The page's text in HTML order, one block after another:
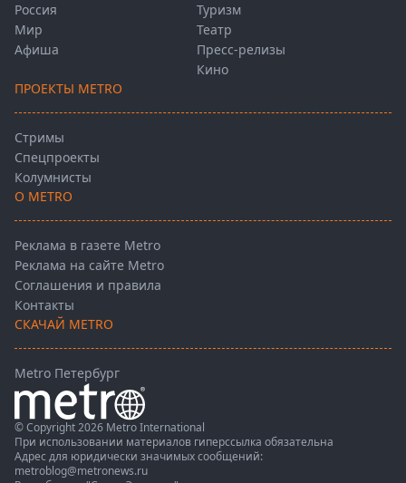
Россия
Мир
Афиша
Туризм
Театр
Пресс-релизы
Кино
ПРОЕКТЫ METRO
Стримы
Спецпроекты
Колумнисты
О METRO
Реклама в газете Metro
Реклама на сайте Metro
Соглашения и правила
Контакты
СКАЧАЙ METRO
Metro Петербург
© Copyright 2026 Metro International
При использовании материалов гиперссылка обязательна
Адрес для юридически значимых сообщений:
metroblog@metronews.ru